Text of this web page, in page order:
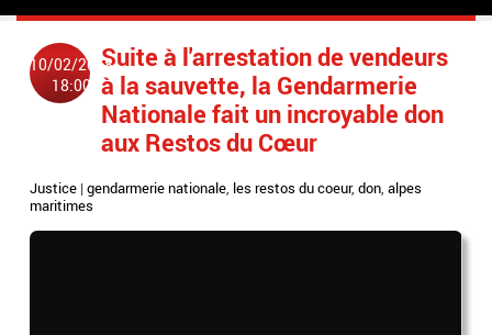
10/02/2018
18:00
Suite à l'arrestation de vendeurs
à la sauvette, la Gendarmerie
Nationale fait un incroyable don
aux Restos du Cœur
Justice |gendarmerie nationale, les restos du coeur,don,alpes
maritimes